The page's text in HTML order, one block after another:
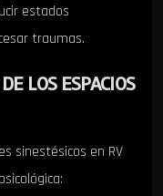
estados
traumas.
LOS ESPACIOS
sinestésicos en RV